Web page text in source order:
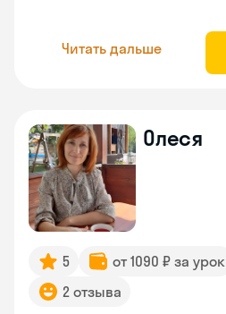
Читать дальше
Олеся
5 от 1090 ₽ за урок
2 отзыва